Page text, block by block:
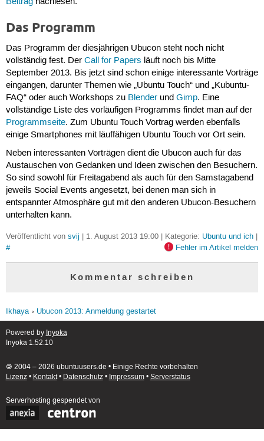
Das Programm
Das Programm der diesjährigen Ubucon steht noch nicht
vollständig fest. Der Call for Papers läuft noch bis Mitte
September 2013. Bis jetzt sind schon einige interessante Vorträge
eingangen, darunter Themen wie „Ubuntu Touch“ und „Kubuntu-
FAQ“ oder auch Workshops zu Blenderund Gimp. Eine
vollständige Liste des vorläufigen Programms findet man auf der
Programmseite. Zum Ubuntu Touch Vortrag werden ebenfalls
einige Smartphones mit läuffähigen Ubuntu Touch vor Ort sein.
Neben interessanten Vorträgen dient die Ubucon auch für das
Austauschen von Gedanken und Ideen zwischen den Besuchern.
So sind sowohl für Freitagabend als auch für den Samstagabend
jeweils Social Events angesetzt, bei denen man sich in
entspannter Atmosphäre gut mit den anderen Ubucon-Besuchern
unterhalten kann.
Veröffentlicht von svij | 1. August 2013 19:00 | Kategorie: Ubuntu und ich|
#
Fehler im Artikel melden
Kommentar schreiben
Ikhaya Ubucon 2013: Anmeldung gestartet
Powered by Inyoka
Inyoka 1.52.10
🄯 2004 – 2026 ubuntuusers.de • Einige Rechte vorbehalten
Lizenz• Kontakt• Datenschutz• Impressum• Serverstatus
Serverhosting gespendet von